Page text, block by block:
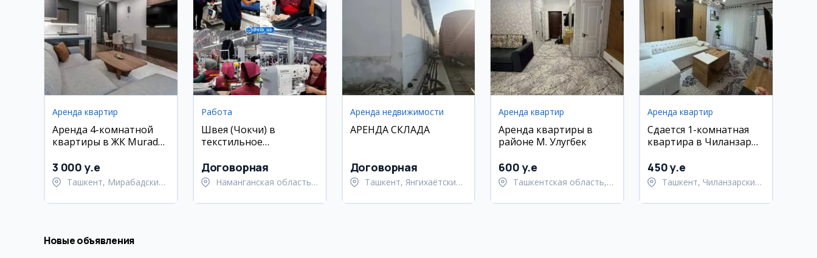
Аренда квартир
Аренда 4-комнатной
квартиры в ЖК Murad
3 000 y.e
Ташкент, Мирабадский
Работа
Швея (Чокчи) в
текстильное
Намангане
Договорная
Наманганская область,
Аренда недвижимости
АРЕНДА СКЛАДА
Договорная
Ташкент, Янгихаётский
Аренда квартир
Аренда квартиры в
районе М. Улугбек
600 y.e
Ташкентская область,
Аренда квартир
Сдается 1-комнатная
квартира в Чиланзар
450 y.e
Ташкент, Чиланзарский
Новые объявления